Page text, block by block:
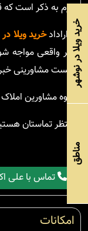
لازم به ذکر است که
قرارادادخرید ویلا در
غیر واقعی مواجه
بایست مشاورینی
گروه مشاورین
منتظر تماستان
تماس با علی
امکانات
خرید ویلا در نوشهر
مناطق